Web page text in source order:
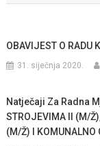
OBAVIJEST O RADU
31. siječnja 2020.
Natječaji Za Radna
STROJEVIMA II (M/
(M/Ž) I KOMUNALNO